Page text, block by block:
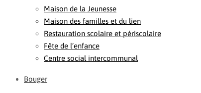
Maison de la Jeunesse
Maison des familles et du lien
Restauration scolaire et périscolaire
Fête de l’enfance
Centre social intercommunal
Bouger